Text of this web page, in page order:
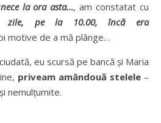
la ora asta…, am constatat cu
zile, pe la 10.00, încă era
motive de a mă plânge…
eu scursă pe bancă și Maria
priveam amândouă stelele –
nemulțumite.